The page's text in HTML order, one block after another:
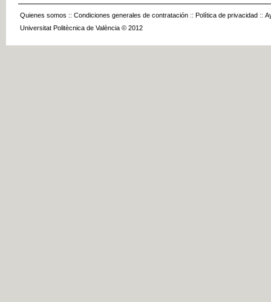
Quienes somos :: Condiciones generales de contratación :: Política de privacidad ::
Universitat Politècnica de València © 2012